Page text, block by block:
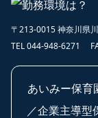
〒213-0015 神奈川県
TEL 044-948-6271
あいみー保育
／企業主導型